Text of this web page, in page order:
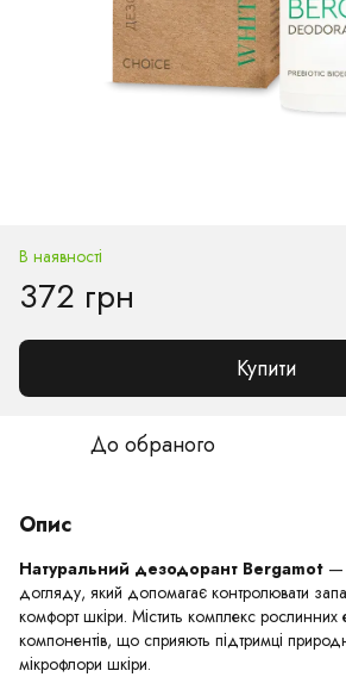
В наявності
372 грн
Купити
До обраного
Опис
Натуральний дезодорант Bergamot —
догляду, який допомагає контролювати
комфорт шкіри. Містить комплекс рослинних
компонентів, що сприяють підтримці
мікрофлори шкіри.